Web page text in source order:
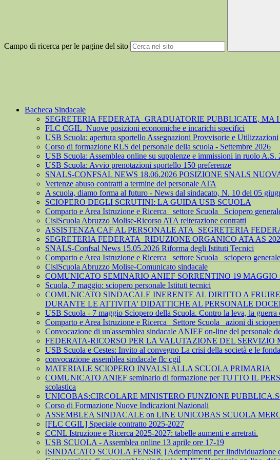
Campo di ricerca per le pagine del sito
Bacheca Sindacale
SEGRETERIA FEDERATA_GRADUATORIE PUBBLICATE,
FLC CGIL_Nuove posizioni economiche e incarichi specifici
USB Scuola: apertura sportello Assegnazioni Provvisorie e Utilizzazioni
Corso di formazione RLS del personale della scuola - Settembre 2026
USB Scuola: Assemblea online su supplenze e immissioni in ruolo A.S.
USB Scuola: Avvio prenotazioni sportello 150 preferenze
SNALS-CONFSAL NEWS 18.06.2026 POSIZIONE SNALS
Vertenze abuso contratti a termine del personale ATA
A scuola, diamo forma al futuro - News dal sindacato, N. 10 del 05
SCIOPERO DEGLI SCRUTINI: LA GUIDA USB SCUOLA
Comparto e Area Istruzione e Ricerca_ settore Scuola_ Sciopero
CislScuola Abruzzo Molise-Ricorso ATA reiterazione contratti
ASSISTENZA CAF AL PERSONALE ATA_SEGRETERIA
SEGRETERIA FEDERATA_RIDUZIONE ORGANICO ATA AS
SNALS-Confsal News 15.05.2026 Riforma degli Istituti Tecnici
Comparto e Area Istruzione e Ricerca_ settore Scuola_ sciopero
CislScuola Abruzzo Molise-Comunicato sindacale
COMUNICATO SEMINARIO ANIEF SORRENTINO 19 MAGGIO
Scuola, 7 maggio: sciopero personale Istituti tecnici
COMUNICATO SINDACALE INERENTE AL DIRITTO A
DURANTE LE ATTIVITA' DIDATTICHE AL PERSONALE
USB Scuola - 7 maggio Sciopero della Scuola. Contro la leva, la
Comparto e Area Istruzione e Ricerca_ Settore Scuola_ azioni di
Convocazione di un'assemblea sindacale ANIEF on-line del personale
FEDERATA-RICORSO PER LA VALUTAZIONE DEL
USB Scuola e Cestes: Invito al convegno La crisi della società e le
convocazione assemblea sindacale flc cgil
MATERIALE SCIOPERO INVALSI ALLA SCUOLA PRIMARIA
COMUNICATO ANIEF seminario di formazione per TUTTO IL
scolastica
UNICOBAS:CIRCOLARE MINISTERO FUNZIONE
Corso di Formazione Nuove Indicazioni Nazionali
ASSEMBLEA SINDACALE on LINE UNICOBAS SCUOLA
[FLC CGIL] Speciale contratto 2025-2027
CCNL Istruzione e Ricerca 2025-2027: tabelle aumenti e arretrati.
USB SCUOLA - Assemblea online 13 aprile ore 17-19
[SINDACATO SCUOLA FENSIR ] Adempimenti per lindividuazione